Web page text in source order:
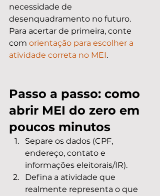
necessidade de
desenquadramento no futuro.
Para acertar de primeira, conte
com orientação para escolher a
atividade correta no MEI.
Passo a passo: como
abrir MEI do zero em
poucos minutos
Separe os dados (CPF,
endereço, contato e
informações eleitorais/IR).
Defina a atividade que
realmente representa o que